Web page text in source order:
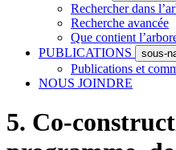
Rechercher dans
Recherche avancée
Que contient
PUBLICATIONS
sous-
Publications et
NOUS JOINDRE
5. Co-